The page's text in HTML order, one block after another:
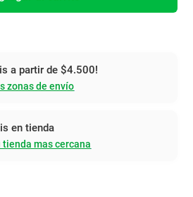
a partir de $4.500!
zonas de envío
en tienda
tienda mas cercana